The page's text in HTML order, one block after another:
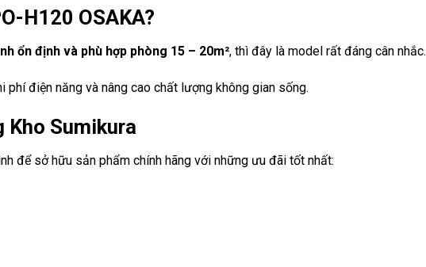
H120 OSAKA?
ổn định và phù hợp phòng 15 – 20m², thì đây là model rất đáng cân nhắc.
điện năng và nâng cao chất lượng không gian sống.
Kho Sumikura
để sở hữu sản phẩm chính hãng với những ưu đãi tốt nhất: